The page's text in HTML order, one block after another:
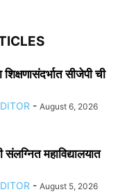
शिक्षणासंदर्भात सीजेपी ची
- August 6, 2026
संलग्नित महाविद्यालयात
- August 5, 2026